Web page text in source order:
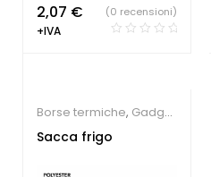
2,07 €
+IVA
(0 recensioni)
Borse termiche, Gadget
economici,Società
Sacca frigo